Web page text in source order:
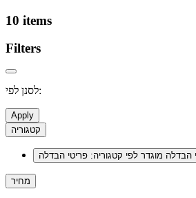
10 items
Filters
לסנן לפי:
Apply
קטגוריה
הבדלה מוגדר לפי קטגוריה: פריטי הבדלה
מחיר